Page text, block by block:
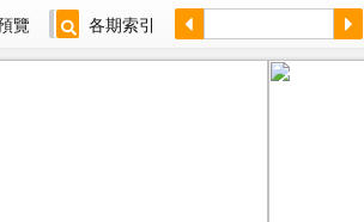
覽 各期索引